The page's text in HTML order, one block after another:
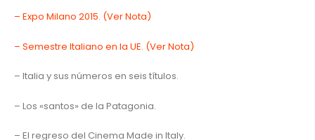
– Expo Milano 2015. (Ver Nota)
– Semestre Italiano en la UE. (Ver Nota)
– Italia y sus números en seis títulos.
– Los «santos» de la Patagonia.
– El regreso del Cinema Made in Italy.